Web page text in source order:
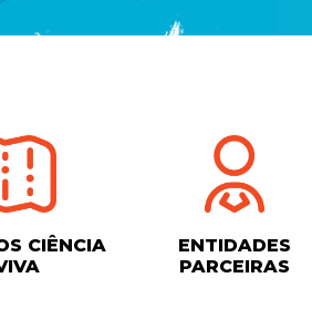
CIÊNCIA
ENTIDADES
PARCEIRAS